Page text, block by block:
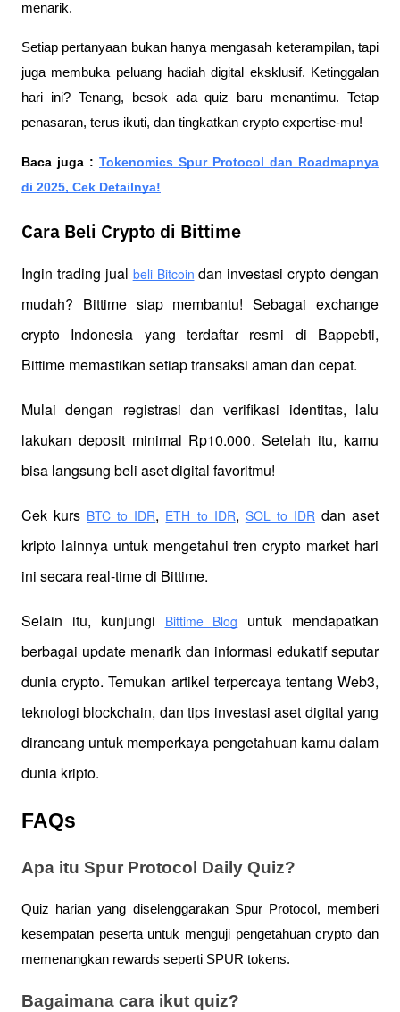
menarik.
Setiap pertanyaan bukan hanya mengasah keterampilan, tapi
juga membuka peluang hadiah digital eksklusif. Ketinggalan
hari ini? Tenang, besok ada quiz baru menantimu. Tetap
penasaran, terus ikuti, dan tingkatkan crypto expertise-mu!
Baca juga : Tokenomics Spur Protocol dan Roadmapnya
di 2025, Cek Detailnya!
Cara Beli Crypto di Bittime
Ingin trading jual beli Bitcoin dan investasi crypto dengan
mudah? Bittime siap membantu! Sebagai exchange
crypto Indonesia yang terdaftar resmi di Bappebti,
Bittime memastikan setiap transaksi aman dan cepat.
Mulai dengan registrasi dan verifikasi identitas, lalu
lakukan deposit minimal Rp10.000. Setelah itu, kamu
bisa langsung beli aset digital favoritmu!
Cek kurs BTC to IDR, ETH to IDR, SOL to IDR dan aset
kripto lainnya untuk mengetahui tren crypto market hari
ini secara real-time di Bittime.
Selain itu, kunjungi Bittime Blog
untuk mendapatkan
berbagai update menarik dan informasi edukatif seputar
dunia crypto. Temukan artikel terpercaya tentang Web3,
teknologi blockchain, dan tips investasi aset digital yang
dirancang untuk memperkaya pengetahuan kamu dalam
dunia kripto.
FAQs
Apa itu Spur Protocol Daily Quiz?
Quiz harian yang diselenggarakan Spur Protocol, memberi
kesempatan peserta untuk menguji pengetahuan crypto dan
memenangkan rewards seperti SPUR tokens.
Bagaimana cara ikut quiz?